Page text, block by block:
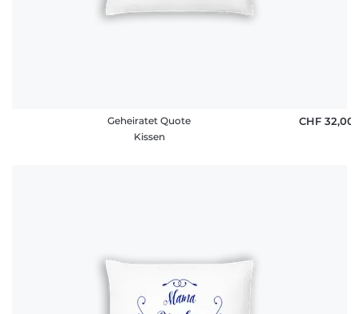
Geheiratet Quote
Kissen
CHF 32,00